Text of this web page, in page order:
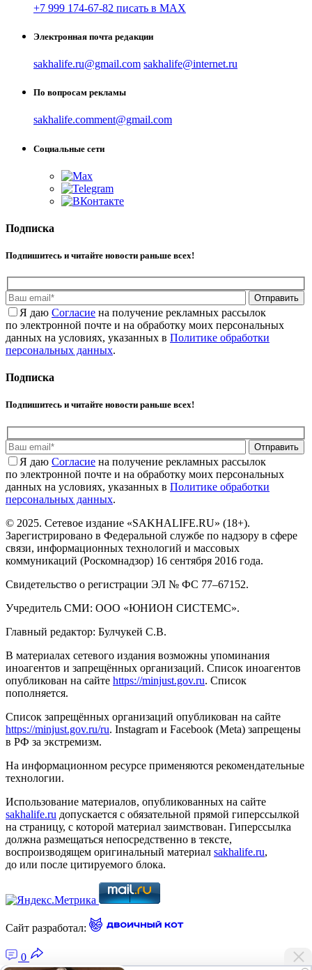
+7 999 174-67-82 писать в MAX
Электронная почта редакции
sakhalife.ru@gmail.com sakhalife@internet.ru
По вопросам рекламы
sakhalife.comment@gmail.com
Социальные сети
Подписка
Подпишитесь и читайте новости раньше всех!
Отправить
Я даю Cогласие на получение рекламных рассылок
по электронной почте и на обработку моих персональных
данных на условиях, указанных в Политике обработки
персональных данных.
Подписка
Подпишитесь и читайте новости раньше всех!
Отправить
Я даю Cогласие на получение рекламных рассылок
по электронной почте и на обработку моих персональных
данных на условиях, указанных в Политике обработки
персональных данных.
© 2025. Сетевое издание «SAKHALIFE.RU» (18+).
Зарегистрировано в Федеральной службе по надзору в сфере
связи, информационных технологий и массовых
коммуникаций (Роскомнадзор) 16 сентября 2016 года.
Свидетельство о регистрации ЭЛ № ФС 77–67152.
Учредитель СМИ: ООО «ЮНИОН СИСТЕМС».
Главный редактор: Булчукей С.В.
В материалах сетевого издания возможны упоминания
иноагентов и запрещённых организаций. Список иноагентов
опубликован на сайте https://minjust.gov.ru. Список
пополняется.
Список запрещённых организаций опубликован на сайте
https://minjust.gov.ru/ru. Instagram и Facebook (Metа) запрещены
в РФ за экстремизм.
На информационном ресурсе применяются рекомендательные
технологии.
Использование материалов, опубликованных на сайте
sakhalife.ru допускается с обязательной прямой гиперссылкой
на страницу, с которой материал заимствован. Гиперссылка
должна размещаться непосредственно в тексте,
воспроизводящем оригинальный материал sakhalife.ru,
до или после цитируемого блока.
Сайт разработал:
0